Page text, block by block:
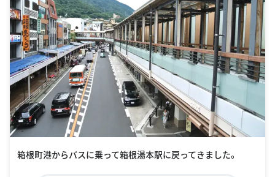
箱根町港からバスに乗って箱根湯本駅に戻ってきました。